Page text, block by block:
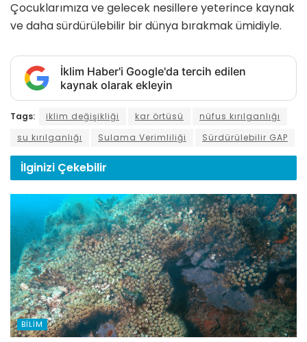
Çocuklarımıza ve gelecek nesillere yeterince kaynak
ve daha sürdürülebilir bir dünya bırakmak ümidiyle.
İklim Haber'i Google'da tercih edilen
kaynak olarak ekleyin
Tags: iklim değişikliği kar örtüsü
nüfus kırılganlığı
su kırılganlığı
Sulama Verimliliği Sürdürülebilir GAP
İlginizi Çekebilir
BILIM